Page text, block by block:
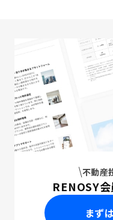
不動産
RENOSY会
まず